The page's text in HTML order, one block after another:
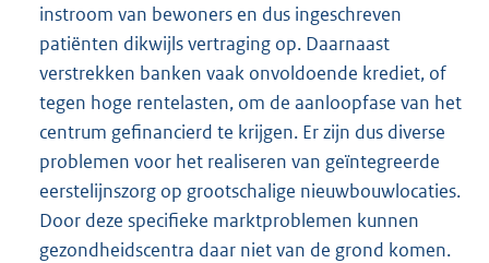
instroom van bewoners en dus ingeschreven
patiënten dikwijls vertraging op. Daarnaast
verstrekken banken vaak onvoldoende krediet, of
tegen hoge rentelasten, om de aanloopfase van het
centrum gefinancierd te krijgen. Er zijn dus diverse
problemen voor het realiseren van geïntegreerde
eerstelijnszorg op grootschalige nieuwbouwlocaties.
Door deze specifieke marktproblemen kunnen
gezondheidscentra daar niet van de grond komen.